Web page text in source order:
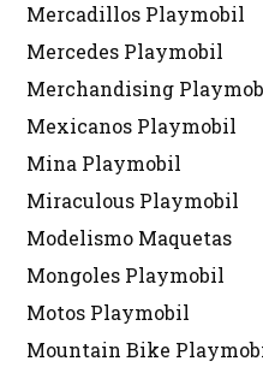
Mercadillos Playmobil
Mercedes Playmobil
Merchandising
Mexicanos Playmobil
Mina Playmobil
Miraculous Playmobil
Modelismo Maquetas
Mongoles Playmobil
Motos Playmobil
Mountain Bike